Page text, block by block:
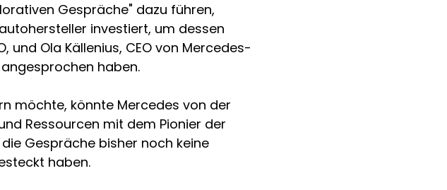
Gespräche" dazu führen,
investiert, um dessen
und Ola Källenius, CEO von Mercedes-
haben.
möchte, könnte Mercedes von der
Ressourcen mit dem Pionier der
Gespräche bisher noch keine
haben.